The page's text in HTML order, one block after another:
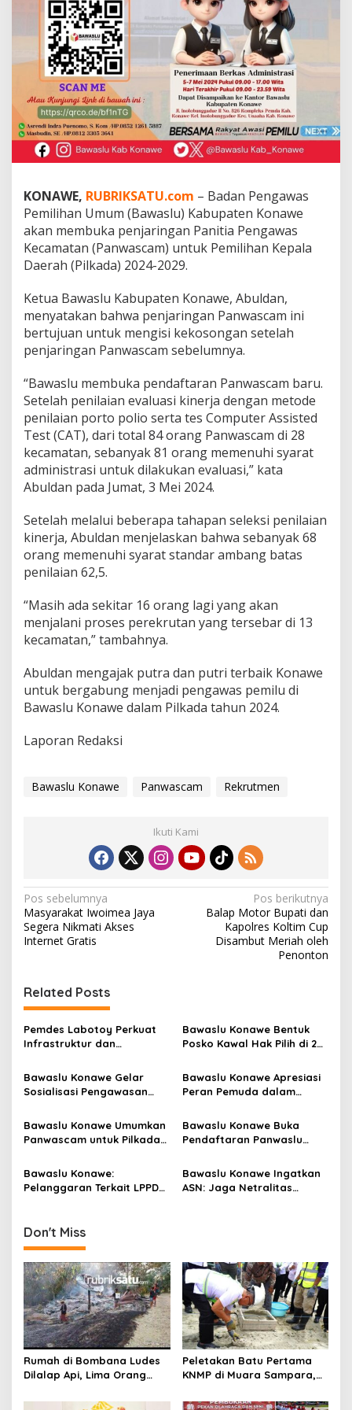
r
u
t
e
n
P
a
n
w
a
s
a
m
KONAWE, RUBRIKSATU.com – Badan Pengawas
Pemilihan Umum (Bawaslu) Kabupaten Konawe
akan membuka penjaringan Panitia Pengawas
Kecamatan (Panwascam) untuk Pemilihan Kepala
Daerah (Pilkada) 2024-2029.
Ketua Bawaslu Kabupaten Konawe, Abuldan,
menyatakan bahwa penjaringan Panwascam ini
bertujuan untuk mengisi kekosongan setelah
penjaringan Panwascam sebelumnya.
“Bawaslu membuka pendaftaran Panwascam baru.
Setelah penilaian evaluasi kinerja dengan metode
penilaian porto polio serta tes Computer Assisted
Test (CAT), dari total 84 orang Panwascam di 28
kecamatan, sebanyak 81 orang memenuhi syarat
administrasi untuk dilakukan evaluasi,” kata
Abuldan pada Jumat, 3 Mei 2024.
Setelah melalui beberapa tahapan seleksi penilaian
kinerja, Abuldan menjelaskan bahwa sebanyak 68
orang memenuhi syarat standar ambang batas
penilaian 62,5.
“Masih ada sekitar 16 orang lagi yang akan
menjalani proses perekrutan yang tersebar di 13
kecamatan,” tambahnya.
Abuldan mengajak putra dan putri terbaik Konawe
untuk bergabung menjadi pengawas pemilu di
Bawaslu Konawe dalam Pilkada tahun 2024.
Laporan Redaksi
Bawaslu Konawe Panwascam Rekrutmen
Ikuti Kami
N
a
v
g
a
s
i
p
o
s
Pos sebelumnya
Masyarakat Iwoimea Jaya
Segera Nikmati Akses
Internet Gratis
Pos berikutnya
Balap Motor Bupati dan
Kapolres Koltim Cup
Disambut Meriah oleh
Penonton
Related Posts
Pemdes Labotoy Perkuat
Infrastruktur dan
Bawaslu Konawe Bentuk
Posko Kawal Hak Pilih di 28
Bawaslu Konawe Gelar
Sosialisasi Pengawasan
Pilkada 2024
Bawaslu Konawe Apresiasi
Peran Pemuda dalam
Pilkada 2024
Bawaslu Konawe Umumkan
Panwascam untuk Pilkada
Bawaslu Konawe Buka
Pendaftaran Panwaslu
Pilkada 2024
Bawaslu Konawe:
Pelanggaran Terkait LPPDK
Bawaslu Konawe Ingatkan
ASN: Jaga Netralitas
Don't Miss
Rumah di Bombana Ludes
Dilalap Api, Lima Orang
Dunia
Peletakan Batu Pertama
KNMP di Muara Sampara,
Jemput Program Pusat